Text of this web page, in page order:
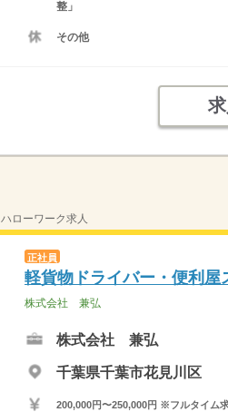
整」
その他
ハローワーク求人
正社員
軽貨物ドライバー・便利屋
株式会社 兼弘
株式会社 兼弘
千葉県千葉市花見川区
200,000円〜250,000円 ※フルタイム